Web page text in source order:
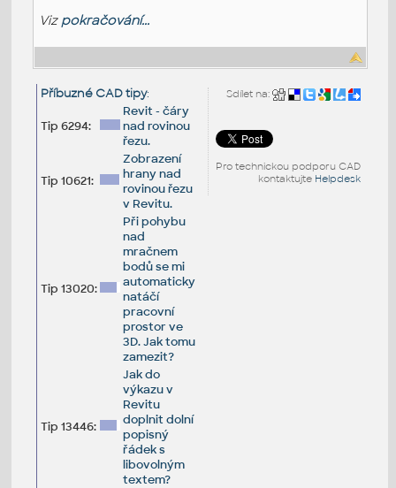
Viz pokračování...
Sdílet na:
Pro technickou podporu CAD
kontaktujte Helpdesk
Příbuzné CAD tipy:
Tip 6294:
Revit - čáry
nad rovinou
řezu.
Tip 10621:
Zobrazení
hrany nad
rovinou řezu
v Revitu.
Tip 13020:
Při pohybu
nad
mračnem
bodů se mi
automaticky
natáčí
pracovní
prostor ve
3D. Jak tomu
zamezit?
Tip 13446:
Jak do
výkazu v
Revitu
doplnit dolní
popisný
řádek s
libovolným
textem?